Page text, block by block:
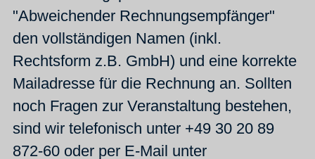
"Abweichender Rechnungsempfänger"
den vollständigen Namen (inkl.
Rechtsform z.B. GmbH) und eine korrekte
Mailadresse für die Rechnung an. Sollten
noch Fragen zur Veranstaltung bestehen,
sind wir telefonisch unter +49 30 20 89
872-60 oder per E-Mail unter